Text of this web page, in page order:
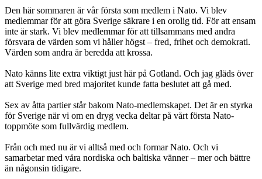
Den här sommaren är vår första som medlem i Nato. Vi blev
medlemmar för att göra Sverige säkrare i en orolig tid. För att ensam
inte är stark. Vi blev medlemmar för att tillsammans med andra
försvara de värden som vi håller högst – fred, frihet och demokrati.
Värden som andra är beredda att krossa.
Nato känns lite extra viktigt just här på Gotland. Och jag gläds över
att Sverige med bred majoritet kunde fatta beslutet att gå med.
Sex av åtta partier står bakom Nato-medlemskapet. Det är en styrka
för Sverige när vi om en dryg vecka deltar på vårt första Nato-
toppmöte som fullvärdig medlem.
Från och med nu är vi alltså med och formar Nato. Och vi
samarbetar med våra nordiska och baltiska vänner – mer och bättre
än någonsin tidigare.